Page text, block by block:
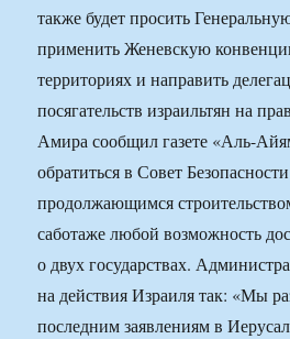
также будет просить
применить Женевскую
территориях и направить
посягательств израильтян на
Амира сообщил газете «Аль-
обратиться в Совет
продолжающимся
саботаже любой возможность
о двух государствах.
на действия Израиля так: «Мы
последним заявлениям в